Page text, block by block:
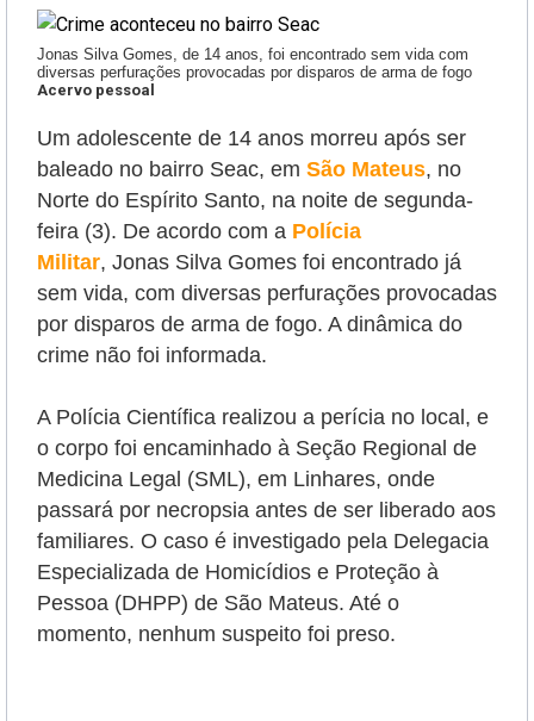
Jonas Silva Gomes, de 14 anos, foi encontrado sem vida com
diversas perfurações provocadas por disparos de arma de fogo
Acervo pessoal
Um adolescente de 14 anos morreu após ser
baleado no bairro Seac, em São Mateus, no
Norte do Espírito Santo, na noite de segunda-
feira (3). De acordo com a Polícia
Militar, Jonas Silva Gomes foi encontrado já
sem vida, com diversas perfurações provocadas
por disparos de arma de fogo. A dinâmica do
crime não foi informada.
A Polícia Científica realizou a perícia no local, e
o corpo foi encaminhado à Seção Regional de
Medicina Legal (SML), em Linhares, onde
passará por necropsia antes de ser liberado aos
familiares. O caso é investigado pela Delegacia
Especializada de Homicídios e Proteção à
Pessoa (DHPP) de São Mateus. Até o
momento, nenhum suspeito foi preso.